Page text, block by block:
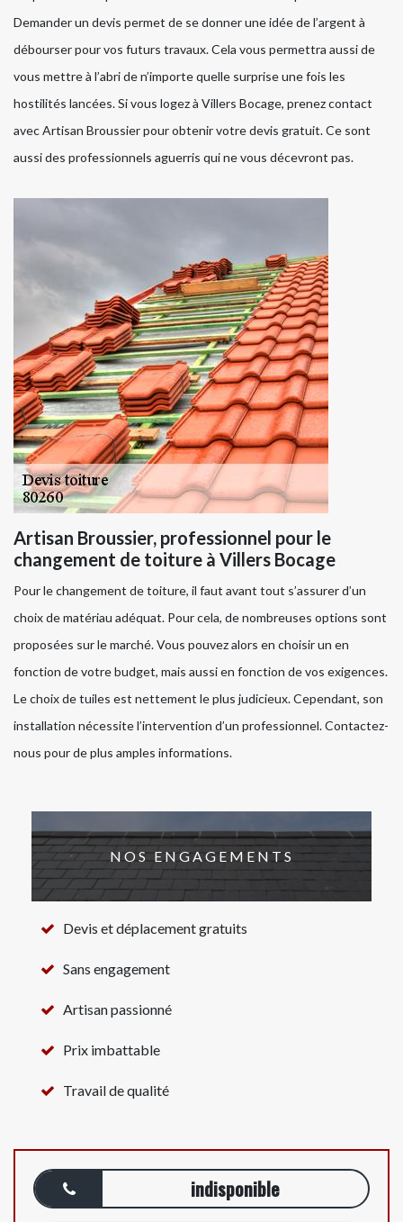
Demander un devis permet de se donner une idée de l’argent à
débourser pour vos futurs travaux. Cela vous permettra aussi de
vous mettre à l’abri de n’importe quelle surprise une fois les
hostilités lancées. Si vous logez à Villers Bocage, prenez contact
avec Artisan Broussier pour obtenir votre devis gratuit. Ce sont
aussi des professionnels aguerris qui ne vous décevront pas.
Artisan Broussier, professionnel pour le
changement de toiture à Villers Bocage
Pour le changement de toiture, il faut avant tout s’assurer d’un
choix de matériau adéquat. Pour cela, de nombreuses options sont
proposées sur le marché. Vous pouvez alors en choisir un en
fonction de votre budget, mais aussi en fonction de vos exigences.
Le choix de tuiles est nettement le plus judicieux. Cependant, son
installation nécessite l’intervention d’un professionnel. Contactez-
nous pour de plus amples informations.
NOS ENGAGEMENTS
Devis et déplacement gratuits
Sans engagement
Artisan passionné
Prix imbattable
Travail de qualité
indisponible